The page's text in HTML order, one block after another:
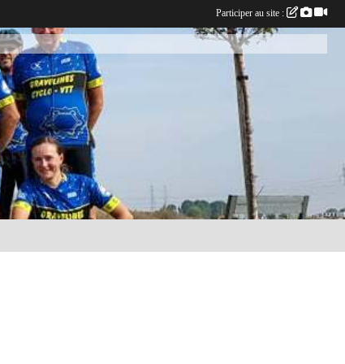
Participer au site :